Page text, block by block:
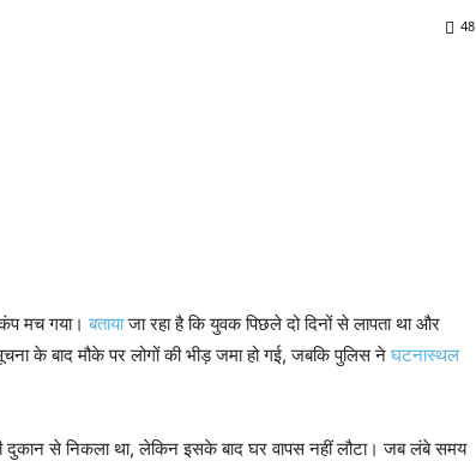
48
मच गया।बतायाजा रहा है कि युवक पिछले दो दिनों से लापता था और
के बाद मौके पर लोगों की भीड़ जमा हो गई, जबकि पुलिस नेघटनास्थल
से निकला था, लेकिन इसके बाद घर वापस नहीं लौटा। जब लंबे समय